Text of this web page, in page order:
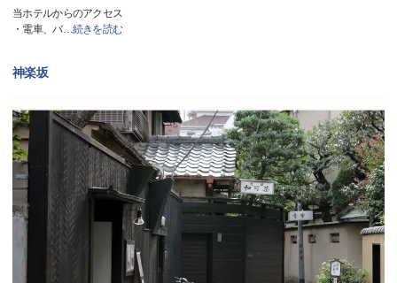
当ホテルからのアクセス
・電車、バ…続きを読む
神楽坂